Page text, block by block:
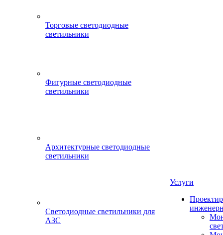
Торговые светодиодные
светильники
Фигурные светодиодные
светильники
Архитектурные светодиодные
светильники
Светодиодные светильники для
АЗС
Услуги